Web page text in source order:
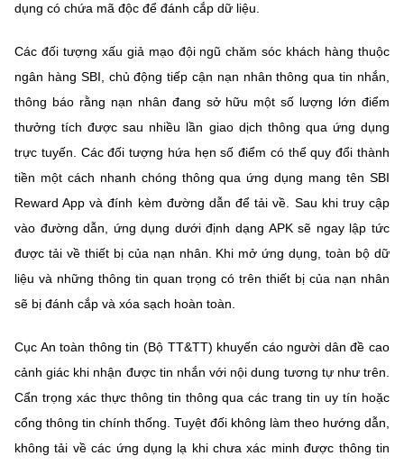
dụng có chứa mã độc để đánh cắp dữ liệu.
Các đối tượng xấu giả mạo đội ngũ chăm sóc khách hàng thuộc
ngân hàng SBI, chủ động tiếp cận nạn nhân thông qua tin nhắn,
thông báo rằng nạn nhân đang sở hữu một số lượng lớn điểm
thưởng tích được sau nhiều lần giao dịch thông qua ứng dụng
trực tuyến. Các đối tượng hứa hẹn số điểm có thể quy đổi thành
tiền một cách nhanh chóng thông qua ứng dụng mang tên SBI
Reward App và đính kèm đường dẫn để tải về. Sau khi truy cập
vào đường dẫn, ứng dụng dưới định dạng APK sẽ ngay lập tức
được tải về thiết bị của nạn nhân. Khi mở ứng dụng, toàn bộ dữ
liệu và những thông tin quan trọng có trên thiết bị của nạn nhân
sẽ bị đánh cắp và xóa sạch hoàn toàn.
Cục An toàn thông tin (Bộ TT&TT) khuyến cáo người dân đề cao
cảnh giác khi nhận được tin nhắn với nội dung tương tự như trên.
Cẩn trọng xác thực thông tin thông qua các trang tin uy tín hoặc
cổng thông tin chính thống. Tuyệt đối không làm theo hướng dẫn,
không tải về các ứng dụng lạ khi chưa xác minh được thông tin